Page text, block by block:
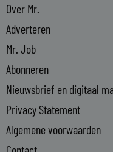
Over Mr.
Adverteren
Mr. Job
Abonneren
Nieuwsbrief en digitaal
Privacy Statement
Algemene voorwaarden